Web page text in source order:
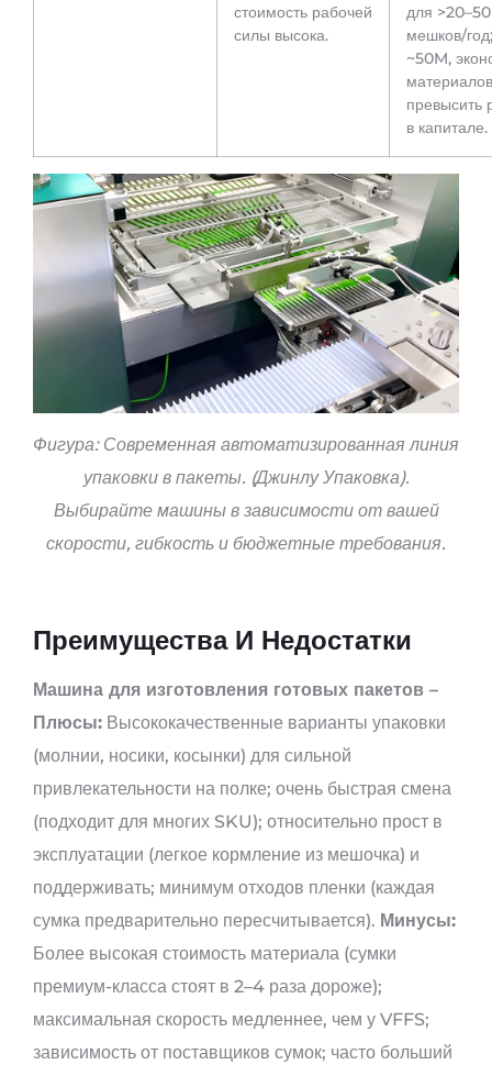
стоимость рабочей
силы высока.
для
мешков/
~50M,
превысить
в капитале.
Фигура: Современная автоматизированная линия
упаковки в пакеты. (Джинлу Упаковка).
Выбирайте машины в зависимости от вашей
скорости, гибкость и бюджетные требования.
Преимущества И Недостатки
Машина для изготовления готовых пакетов –
Плюсы: Высококачественные варианты упаковки
(молнии, носики, косынки) для сильной
привлекательности на полке; очень быстрая смена
(подходит для многих SKU); относительно прост в
эксплуатации (легкое кормление из мешочка) и
поддерживать; минимум отходов пленки (каждая
сумка предварительно пересчитывается). Минусы:
Более высокая стоимость материала (сумки
премиум-класса стоят в 2–4 раза дороже);
максимальная скорость медленнее, чем у VFFS;
зависимость от поставщиков сумок; часто больший